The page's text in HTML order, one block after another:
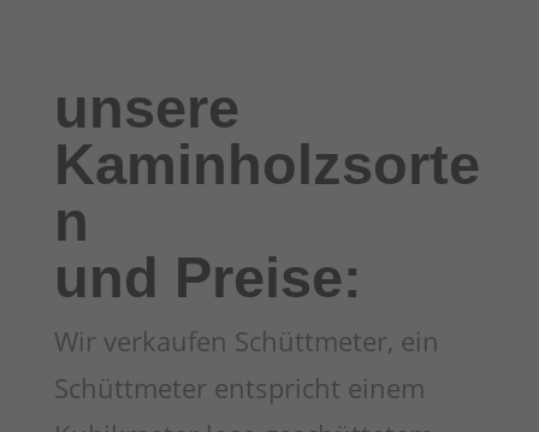
unsere
Kaminholzsorte
n
und Preise:
Wir verkaufen Schüttmeter, ein
Schüttmeter entspricht einem